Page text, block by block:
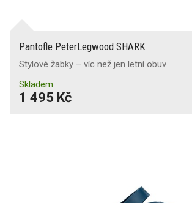
Pantofle PeterLegwood SHARK
Stylové žabky – víc než jen letní obuv
Skladem
1 495 Kč